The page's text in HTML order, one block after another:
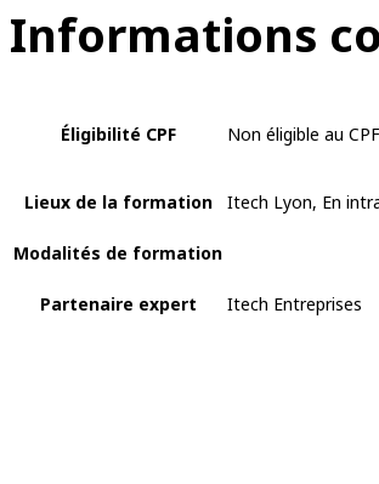
Informations
Éligibilité CPF Non éligible au CPF
Lieux de la formation Itech Lyon, En
Modalités de formation
Partenaire expert Itech Entreprises